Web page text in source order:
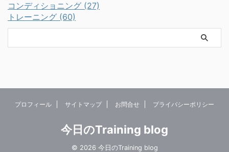
コンディショニング (27)
トレーニング (60)
プロフィール サイトマップ お問合せ プライバシーポリシー
今日のTraining blog
© 2026 今日のTraining blog